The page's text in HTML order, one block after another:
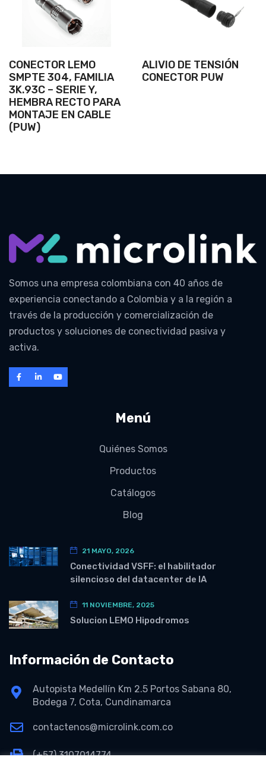
CONECTOR LEMO
SMPTE 304, FAMILIA
3K.93C – SERIE Y,
HEMBRA RECTO PARA
MONTAJE EN CABLE
(PUW)
ALIVIO DE TENSIÓN
CONECTOR PUW
Somos una empresa colombiana con 40 años de
experiencia conectando a Colombia y a la región a
través de la producción y comercialización de
productos y soluciones de conectividad pasiva y
activa.
Menú
Quiénes Somos
Productos
Catálogos
Blog
21 MAYO, 2026
Conectividad VSFF: el habilitador
silencioso del datacenter de IA
11 NOVIEMBRE, 2025
Solucion LEMO Hipodromos
Información de Contacto
Autopista Medellín Km 2.5 Portos Sabana 80,
Bodega 7, Cota, Cundinamarca
contactenos@microlink.com.co
(+57) 3107014774